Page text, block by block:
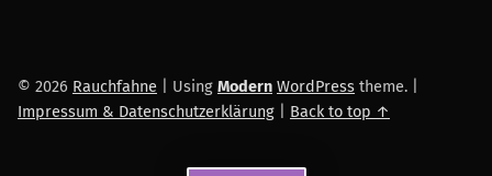
© 2026 Rauchfahne Using Modern WordPress theme.
Impressum & Datenschutzerklärung
Back to top ↑